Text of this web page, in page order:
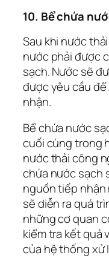
10. Bể chứa
Sau khi nước
nước phải được
sạch. Nước sẽ
được yêu cầu
nhận.
Bể chứa nước
cuối cùng trong
nước thải công
chứa nước sạch
nguồn tiếp
sẽ diễn ra quá
những cơ quan
kiểm tra kết quả
của hệ thống xử